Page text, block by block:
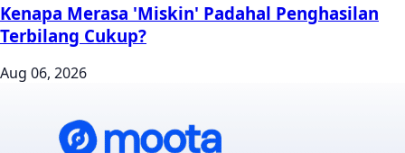
Kenapa Merasa 'Miskin' Padahal Penghasilan
Terbilang Cukup?
Aug 06, 2026